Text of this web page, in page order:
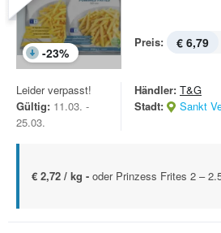
-23%
Preis: € 6,79
Leider verpasst!
Gültig: 11.03. -
25.03.
Händler: T&G
Stadt:
Sankt
€ 2,72 / kg - oder Prinzess Frites 2 –